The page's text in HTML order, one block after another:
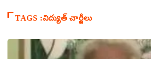
TAGS :విద్యుత్ చార్జీలు